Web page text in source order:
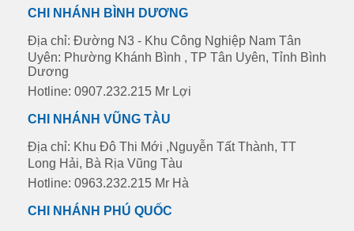
CHI NHÁNH BÌNH DƯƠNG
Địa chỉ: Đường N3 - Khu Công Nghiệp Nam Tân
Uyên: Phường Khánh Bình , TP Tân Uyên, Tỉnh Bình
Dương
Hotline: 0907.232.215 Mr Lợi
CHI NHÁNH VŨNG TÀU
Địa chỉ: Khu Đô Thi Mới ,Nguyễn Tất Thành, TT
Long Hải, Bà Rịa Vũng Tàu
Hotline: 0963.232.215 Mr Hà
CHI NHÁNH PHÚ QUỐC